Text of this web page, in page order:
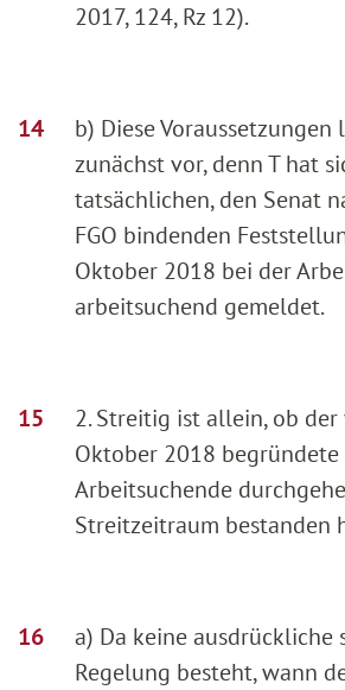
2017, 124, Rz 12).
b) Diese Voraussetzungen
zunächst vor, denn T hat
tatsächlichen, den Senat
FGO bindenden
Oktober 2018 bei der
arbeitsuchend gemeldet.
2. Streitig ist allein, ob
Oktober 2018 begründete
Arbeitsuchende
Streitzeitraum bestanden
a) Da keine
Regelung besteht, wann